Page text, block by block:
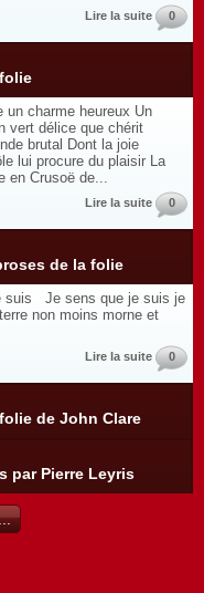
Lire la suite 0
heureux Un
vert délice que chérit
brutal Dont la joie
lui procure du plaisir La
en Crusoë de...
Lire la suite 0
de la folie
que je suis je
non moins morne et
Lire la suite 0
de John Clare
par Pierre Leyris